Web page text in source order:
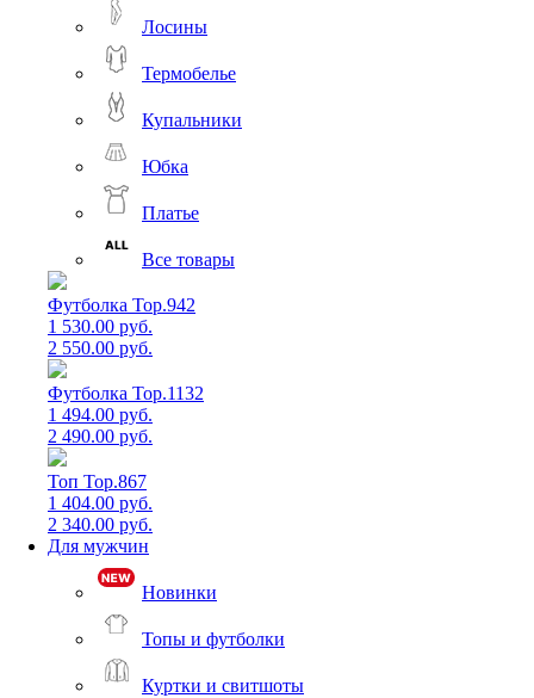
Лосины
Термобелье
Купальники
Юбка
Платье
Все товары
Футболка Top.942
1 530.00 руб.
2 550.00 руб.
Футболка Top.1132
1 494.00 руб.
2 490.00 руб.
Топ Top.867
1 404.00 руб.
2 340.00 руб.
Для мужчин
Новинки
Топы и футболки
Куртки и свитшоты